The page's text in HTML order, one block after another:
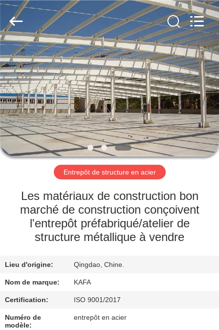
ACCUEIL
PRODUITS
VIDÉOS
SPECTACLE
DE
RÉALITÉ
VIRTUELLE
PROPOS
NOUS
VISITE
DE
Qingdao
Fabrication
Co.,
Ltd..
All
Rights
Reserved.
Entrepôt de structure en acier
Les matériaux de construction bon
marché de construction conçoivent
l'entrepôt préfabriqué/atelier de
structure métallique à vendre
Lieu d'origine: Qingdao, Chine.
Nom de marque: KAFA
Certification: ISO 9001/2017
Numéro de
modèle:
entrepôt en acier